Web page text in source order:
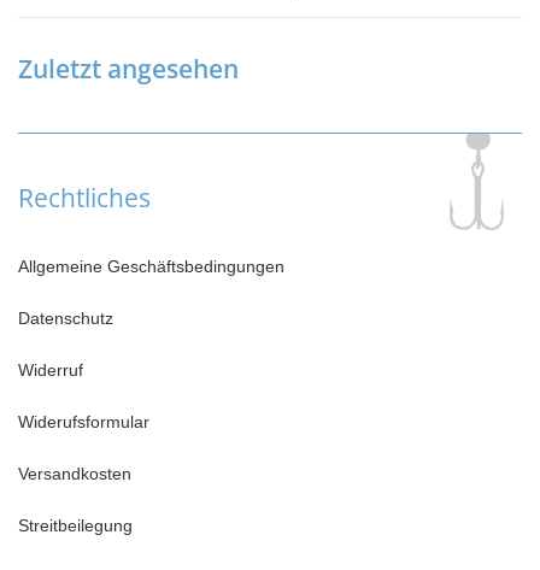
Zuletzt angesehen
Rechtliches
Allgemeine Geschäftsbedingungen
Datenschutz
Widerruf
Widerufsformular
Versandkosten
Streitbeilegung